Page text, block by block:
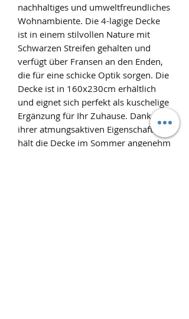
nachhaltiges und umweltfreundliches
Wohnambiente. Die 4-lagige Decke
ist in einem stilvollen Nature mit
Schwarzen Streifen gehalten und
verfügt über Fransen an den Enden,
die für eine schicke Optik sorgen. Die
Decke ist in 160x230cm erhältlich
und eignet sich perfekt als kuschelige
Ergänzung für Ihr Zuhause. Dank
ihrer atmungsaktiven Eigenschaften
hält die Decke im Sommer angenehm